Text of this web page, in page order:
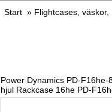
Start » Flightcases,
Power Dynamics PD-F16he-
hjul Rackcase 16he PD-